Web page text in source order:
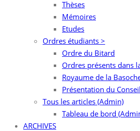
Thèses
Mémoires
Etudes
Ordres étudiants >
Ordre du Bitard
Ordres présents dans
Royaume de la
Présentation du
Tous les articles (Admin)
Tableau de bord
ARCHIVES